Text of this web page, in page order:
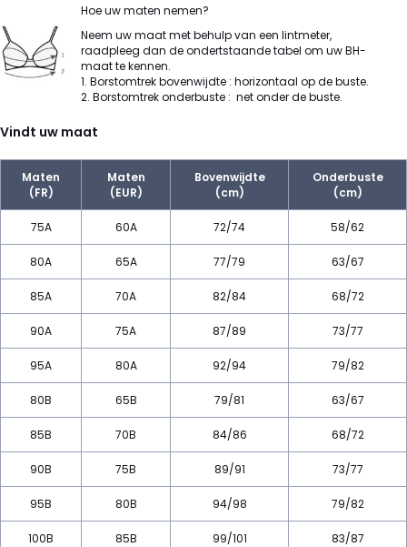
Hoe uw maten nemen?
Neem uw maat met behulp van een lintmeter,
raadpleeg dan de ondertstaande tabel om uw BH-
maat te kennen.
1. Borstomtrek bovenwijdte : horizontaal op de buste.
2. Borstomtrek onderbuste : net onder de buste.
Vindt uw maat
Maten
(FR)
Maten
(EUR)
Bovenwijdte
(cm)
Onderbuste
(cm)
75A 60A 72/74 58/62
80A 65A 77/79 63/67
85A 70A 82/84 68/72
90A 75A 87/89 73/77
95A 80A 92/94 79/82
80B 65B 79/81 63/67
85B 70B 84/86 68/72
90B 75B 89/91 73/77
95B 80B 94/98 79/82
100B 85B 99/101 83/87